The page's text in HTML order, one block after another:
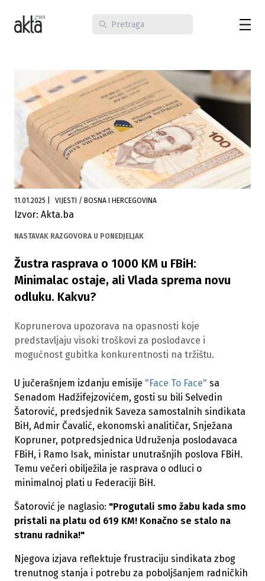
11.01.2025 VIJESTI / BOSNA I HERCEGOVINA
Izvor: Akta.ba
NASTAVAK RAZGOVORA U PONEDJELJAK
Žustra rasprava o 1000 KM u FBiH:
Minimalac ostaje, ali Vlada sprema novu
odluku. Kakvu?
Koprunerova upozorava na opasnosti koje
predstavljaju visoki troškovi za poslodavce i
mogućnost gubitka konkurentnosti na tržištu.
U jučerašnjem izdanju emisije "Face To Face" sa
Senadom Hadžifejzovićem, gosti su bili Selvedin
Šatorović, predsjednik Saveza samostalnih sindikata
BiH, Admir Čavalić, ekonomski analitičar, Snježana
Kopruner, potpredsjednica Udruženja poslodavaca
FBiH, i Ramo Isak, ministar unutrašnjih poslova FBiH.
Temu večeri obilježila je rasprava o odluci o
minimalnoj plati u Federaciji BiH.
Šatorović je naglasio: "Progutali smo žabu kada smo
pristali na platu od 619 KM! Konačno se stalo na
stranu radnika!"
Njegova izjava reflektuje frustraciju sindikata zbog
trenutnog stanja i potrebu za poboljšanjem radničkih